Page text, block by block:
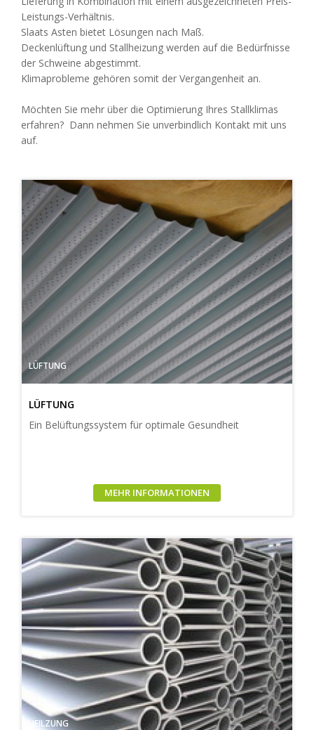
Leistungs-Verhältnis.
Slaats Asten bietet Lösungen nach Maß.
Deckenlüftung und Stallheizung werden auf die Bedürfnisse
der Schweine abgestimmt.
Klimaprobleme gehören somit der Vergangenheit an.
Möchten Sie mehr über die Optimierung Ihres Stallklimas
erfahren? Dann nehmen Sie unverbindlich Kontakt mit uns
auf.
LÜFTUNG
LÜFTUNG
Ein Belüftungssystem für optimale Gesundheit
MEHR INFORMATIONEN
HEILZUNG